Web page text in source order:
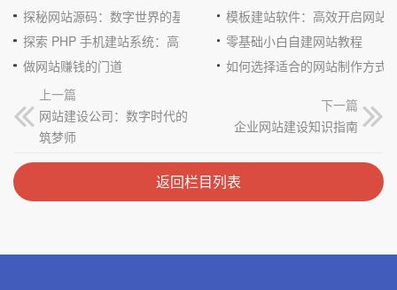
探秘网站源码：数字世界的基石
模板建站软件：高效开启网站
探索 PHP 手机建站系统：高效与便捷的完美结合零基础小白自建网站教程
做网站赚钱的门道
如何选择适合的网站制作方式
上一篇
网站建设公司：数字时代的
筑梦师
下一篇
企业网站建设知识指南
返回栏目列表